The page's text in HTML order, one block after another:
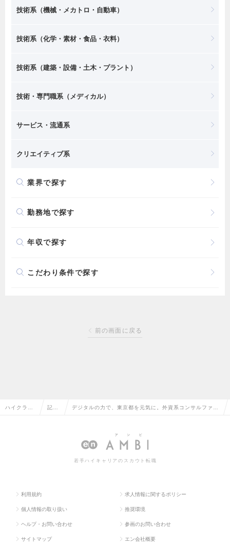
技術系（機械・メカトロ・自動車）
技術系（化学・素材・食品・衣料）
技術系（建築・設備・土木・プラント）
技術・専門職系（メディカル）
サービス・流通系
クリエイティブ系
業界で探す
勤務地で探す
年収で探す
こだわり条件で探す
前の画面に戻る
ハイクラス 記事 デジタルの力で、東京都を元気に。外資系コンサルファー
若手ハイキャリアのスカウト転職
利用規約 求人情報に関するポリシー
個人情報の取り扱い 推奨環境
ヘルプ・お問い合わせ 参画のお問い合わせ
サイトマップ エン会社概要